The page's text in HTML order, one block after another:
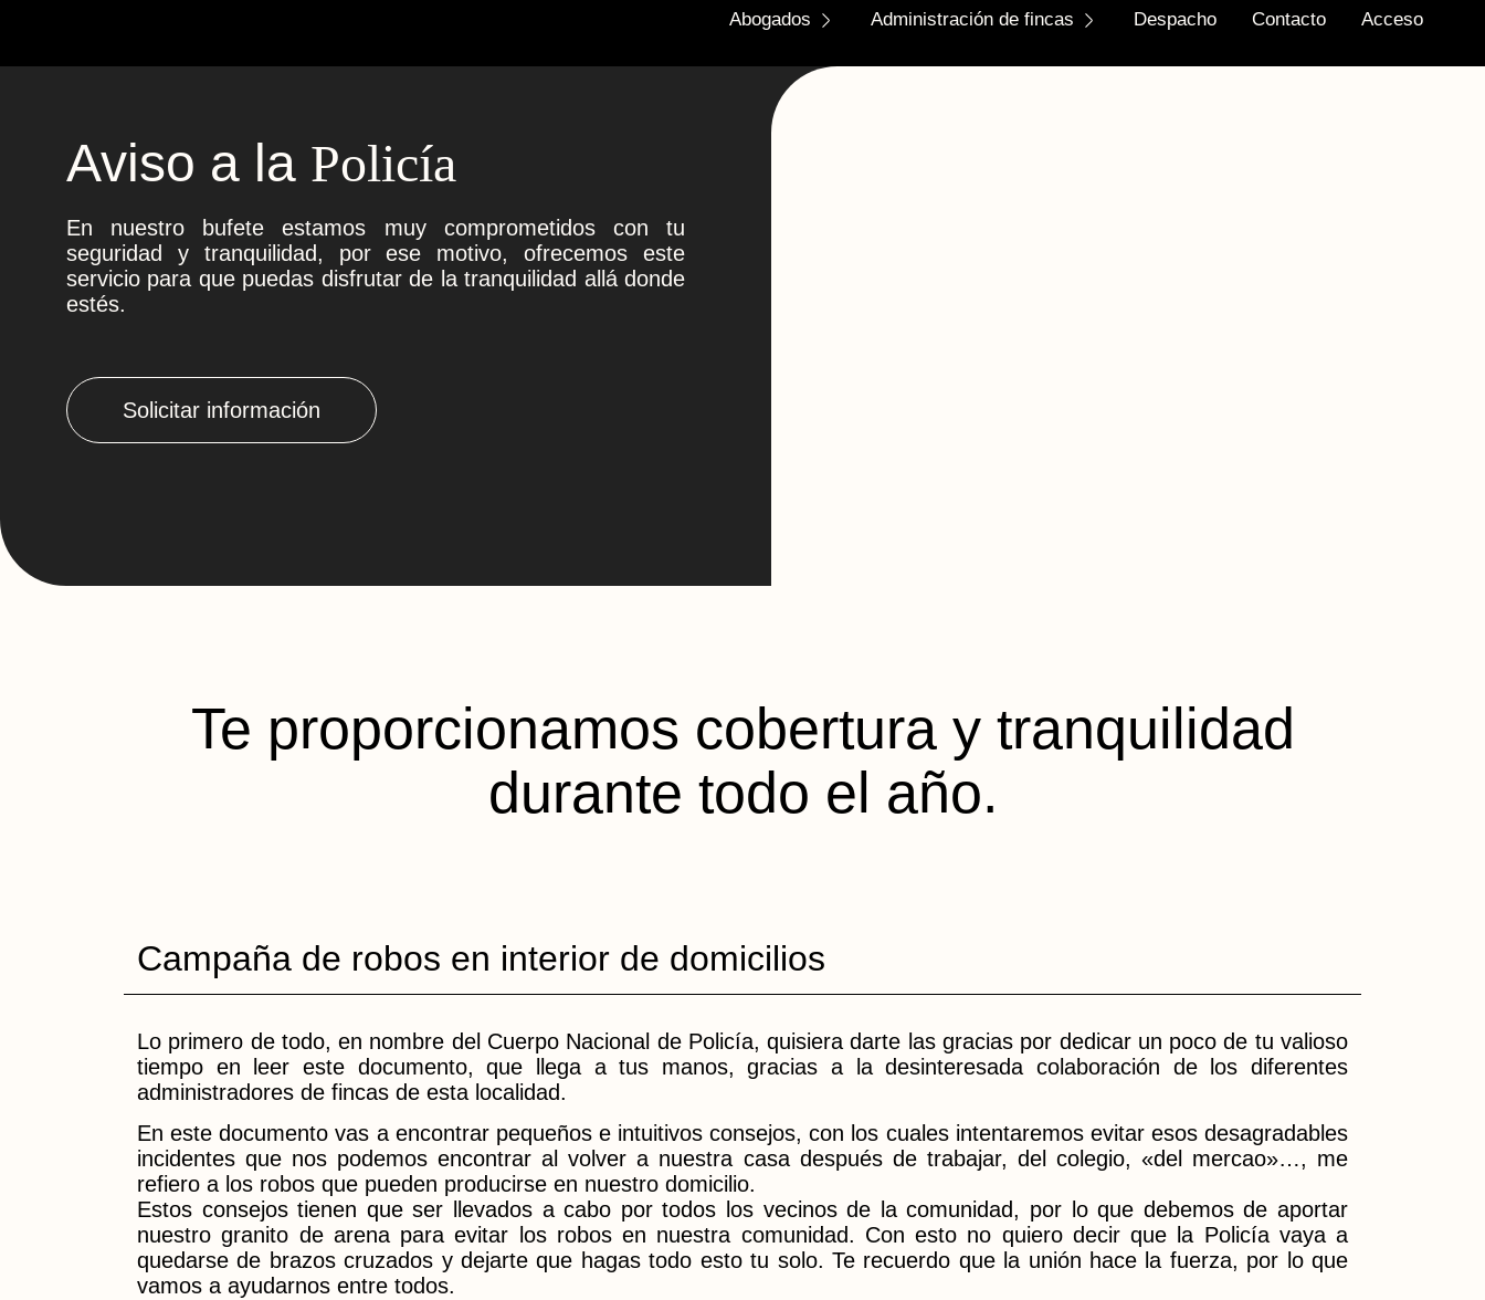
Abogados Administración de fincas Despacho Contacto Acceso
Aviso a la Policía
En nuestro bufete estamos muy comprometidos con tu
seguridad y tranquilidad, por ese motivo, ofrecemos este
servicio para que puedas disfrutar de la tranquilidad allá donde
estés.
Solicitar información
Te proporcionamos cobertura y tranquilidad
durante todo el año.
Campaña de robos en interior de domicilios
Lo primero de todo, en nombre del Cuerpo Nacional de Policía, quisiera darte las gracias por dedicar un poco de tu valioso
tiempo en leer este documento, que llega a tus manos, gracias a la desinteresada colaboración de los diferentes
administradores de fincas de esta localidad.
En este documento vas a encontrar pequeños e intuitivos consejos, con los cuales intentaremos evitar esos desagradables
incidentes que nos podemos encontrar al volver a nuestra casa después de trabajar, del colegio, «del mercao»…, me
refiero a los robos que pueden producirse en nuestro domicilio.
Estos consejos tienen que ser llevados a cabo por todos los vecinos de la comunidad, por lo que debemos de aportar
nuestro granito de arena para evitar los robos en nuestra comunidad. Con esto no quiero decir que la Policía vaya a
quedarse de brazos cruzados y dejarte que hagas todo esto tu solo. Te recuerdo que la unión hace la fuerza, por lo que
vamos a ayudarnos entre todos.